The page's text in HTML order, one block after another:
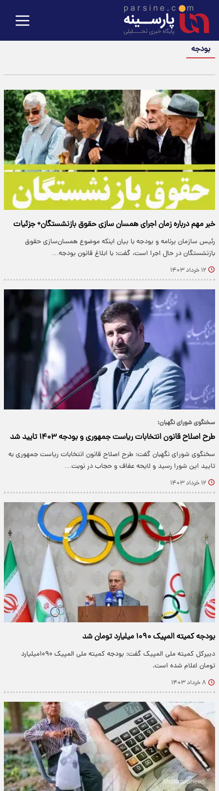
بودجه
خبر مهم درباره زمان اجرای همسان سازی حقوق بازنشستگان+ جزئیات
رئیس سازمان برنامه و بودجه با بیان اینکه موضوع همسان‌سازی حقوق
بازنشستگان در حال اجرا است، گفت: با ابلاغ قانون بودجه…
۱۲ خرداد ۱۴۰۳
سخنگوی شورای نگهبان:
طرح اصلاح قانون انتخابات ریاست جمهوری و بودجه ۱۴۰۳ تایید شد
سخنگوی شورای نگهبان گفت: طرح اصلاح قانون انتخابات ریاست جمهوری به
تایید این شورا رسید و لایحه عفاف و حجاب در نوبت…
۱۲ خرداد ۱۴۰۳
بودجه کمیته المپیک ۱۰۹۰ میلیارد تومان شد
دبیرکل کمیته ملی المپیک گفت: بودجه کمیته ملی المپیک ۱۰۹۰میلیارد
تومان اعلام شده است.
۸ خرداد ۱۴۰۳